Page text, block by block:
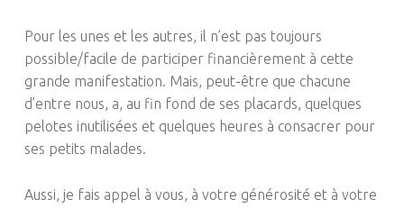
Pour les unes et les autres, il n’est pas toujours
possible/facile de participer financièrement à cette
grande manifestation. Mais, peut-être que chacune
d’entre nous, a, au fin fond de ses placards, quelques
pelotes inutilisées et quelques heures à consacrer pour
ses petits malades.
Aussi, je fais appel à vous, à votre générosité et à votre